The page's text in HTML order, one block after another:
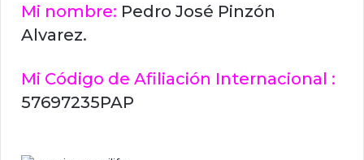
Mi nombre: Pedro José Pinzón
Alvarez.
Mi Código de Afiliación Internacional :
57697235PAP